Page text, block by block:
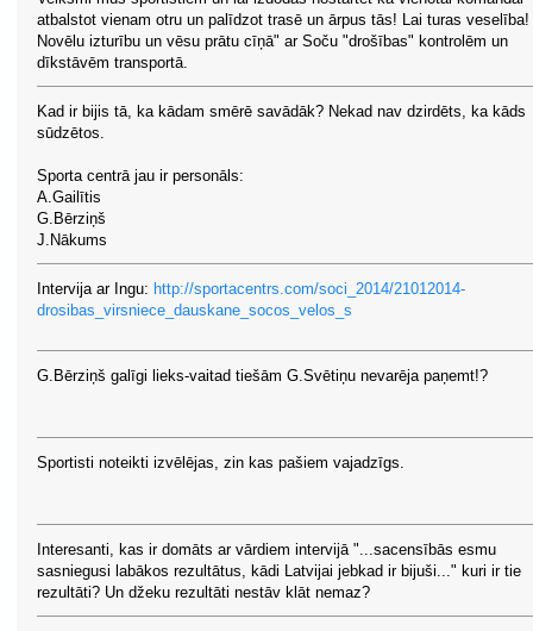
atbalstot vienam otru un palīdzot trasē un ārpus tās! Lai turas veselība!
Novēlu izturību un vēsu prātu cīņā" ar Soču "drošības" kontrolēm un
dīkstāvēm transportā.
Kad ir bijis tā, ka kādam smērē savādāk? Nekad nav dzirdēts, ka kāds
sūdzētos.
Sporta centrā jau ir personāls:
A.Gailītis
G.Bērziņš
J.Nākums
Intervija ar Ingu: http://sportacentrs.com/soci_2014/21012014-
drosibas_virsniece_dauskane_socos_velos_s
G.Bērziņš galīgi lieks-vaitad tiešām G.Svētiņu nevarēja paņemt!?
Sportisti noteikti izvēlējas, zin kas pašiem vajadzīgs.
Interesanti, kas ir domāts ar vārdiem intervijā "...sacensībās esmu
sasniegusi labākos rezultātus, kādi Latvijai jebkad ir bijuši..." kuri ir tie
rezultāti? Un džeku rezultāti nestāv klāt nemaz?